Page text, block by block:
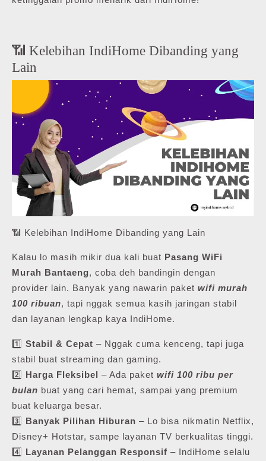
📶 Kelebihan IndiHome Dibanding yang
Lain
📶 Kelebihan IndiHome Dibanding yang Lain
Kalau lo masih mikir dua kali buat Pasang WiFi
Murah Bantaeng, coba deh bandingin dengan
provider lain. Banyak yang nawarin paket wifi murah
100 ribuan, tapi nggak semua kasih jaringan stabil
dan layanan lengkap kaya IndiHome.
1️⃣ Stabil & Cepat – Nggak cuma kenceng, tapi juga
stabil buat streaming dan gaming.
2️⃣ Harga Fleksibel – Ada paket wifi 100 ribu per
bulan buat yang cari hemat, sampai yang premium
buat keluarga besar.
3️⃣ Banyak Pilihan Hiburan – Lo bisa nikmatin Netflix,
Disney+ Hotstar, sampe layanan TV berkualitas tinggi.
4️⃣ Layanan Pelanggan Responsif – IndiHome selalu